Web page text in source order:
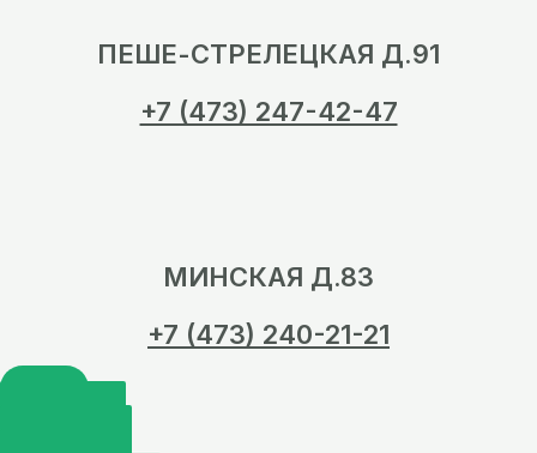
ПЕШЕ-СТРЕЛЕЦКАЯ Д.91
+7 (473) 247-42-47
МИНСКАЯ Д.83
+7 (473) 240-21-21